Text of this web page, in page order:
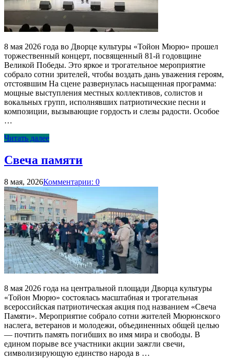
8 мая 2026 года во Дворце культуры «Тойон Мюрю» прошел
торжественный концерт, посвященный 81-й годовщине
Великой Победы. Это яркое и трогательное мероприятие
собрало сотни зрителей, чтобы воздать дань уважения героям,
отстоявшим На сцене развернулась насыщенная программа:
мощные выступления местных коллективов, солистов и
вокальных групп, исполнявших патриотические песни и
композиции, вызывающие гордость и слезы радости. Особое
…
Читать далее
Свеча памяти
8 мая, 2026Комментарии: 0
8 мая 2026 года на центральной площади Дворца культуры
«Тойон Мюрю» состоялась масштабная и трогательная
всероссийская патриотическая акция под названием «Свеча
Памяти». Мероприятие собрало сотни жителей Мюрюнского
наслега, ветеранов и молодежи, объединенных общей целью
— почтить память погибших во имя мира и свободы. В
едином порыве все участники акции зажгли свечи,
символизирующую единство народа в …